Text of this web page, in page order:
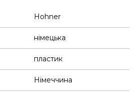
Hohner
німецька
пластик
Німеччина